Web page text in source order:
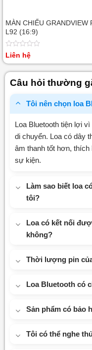
MÀN CHIẾU GRANDVIEW
L92 (16:9)
Được
0
Liên hệ
Câu hỏi thường
Tôi nên chọn loa
Loa Bluetooth tiện lợi
di chuyển. Loa có dây
âm thanh tốt hơn, thích
sự kiện.
Làm sao biết loa
tôi?
Loa có kết nối
không?
Thời lượng pin
Loa Bluetooth có
Sản phẩm có bảo
Tôi có thể nghe